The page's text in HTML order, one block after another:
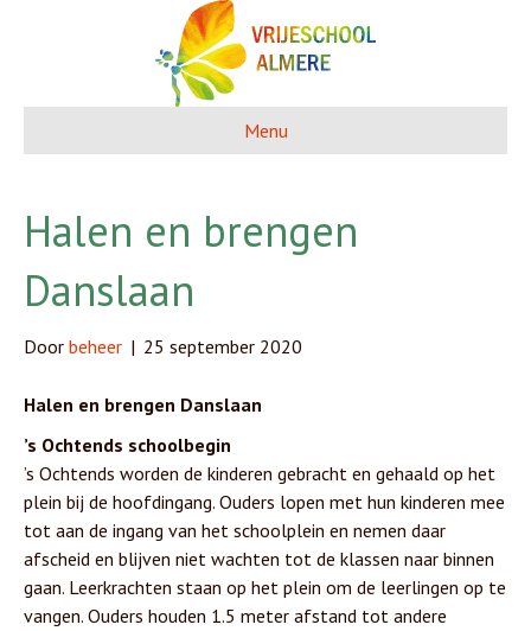
Menu
Halen en brengen
Danslaan
Door beheer | 25 september 2020
Halen en brengen Danslaan
’s Ochtends schoolbegin
’s Ochtends worden de kinderen gebracht en gehaald op het
plein bij de hoofdingang. Ouders lopen met hun kinderen mee
tot aan de ingang van het schoolplein en nemen daar
afscheid en blijven niet wachten tot de klassen naar binnen
gaan. Leerkrachten staan op het plein om de leerlingen op te
vangen. Ouders houden 1.5 meter afstand tot andere